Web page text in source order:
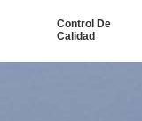
Control De
Calidad